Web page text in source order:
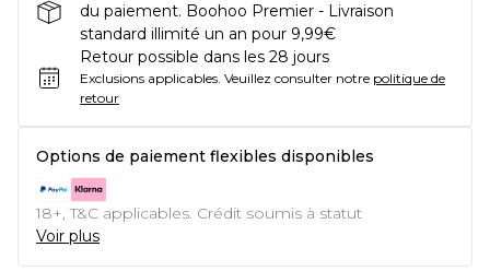
du paiement. Boohoo Premier - Livraison
standard illimité un an pour 9,99€
Retour possible dans les 28 jours
Exclusions applicables. Veuillez consulter notre politique de
retour
Options de paiement flexibles disponibles
18+, T&C applicables. Crédit soumis à statut
Voir plus